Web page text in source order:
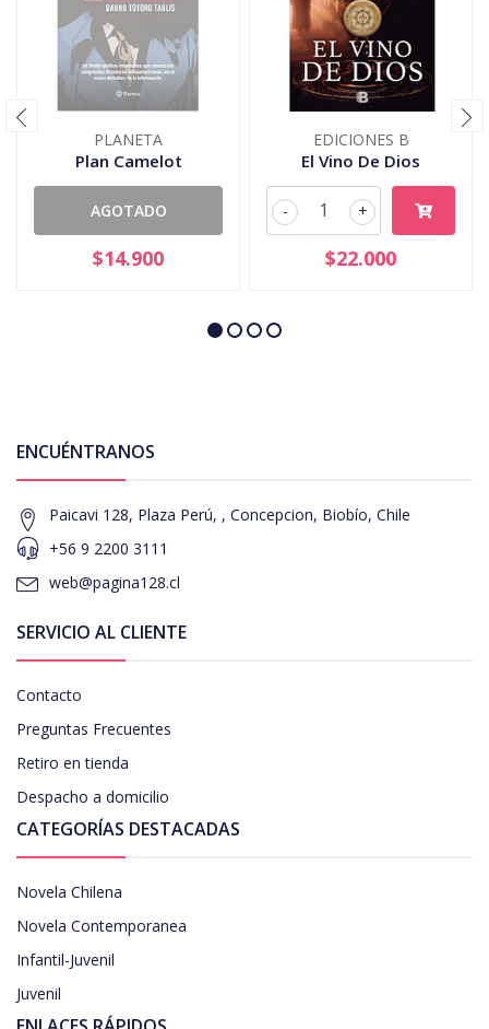
PLANETA
Plan Camelot
AGOTADO
$14.900
EDICIONES B
El Vino De Dios
+
-
$22.000
ENCUÉNTRANOS
Paicavi 128, Plaza Perú, , Concepcion, Biobío, Chile
+56 9 2200 3111
web@pagina128.cl
SERVICIO AL CLIENTE
Contacto
Preguntas Frecuentes
Retiro en tienda
Despacho a domicilio
CATEGORÍAS DESTACADAS
Novela Chilena
Novela Contemporanea
Infantil-Juvenil
Juvenil